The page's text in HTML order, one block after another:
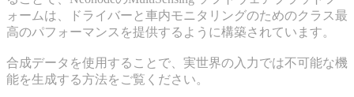
ォームは、ドライバーと車内モニタリングのためのクラス最
高のパフォーマンスを提供するように構築されています。
合成データを使用することで、実世界の入力では不可能な機
能を生成する方法をご覧ください。